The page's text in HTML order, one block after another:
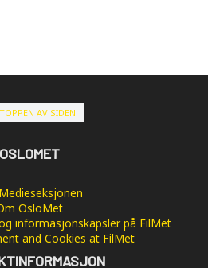
AV SIDEN
OSLOMET
OsloMet
informasjonskapsler på FilMet
and Cookies at FilMet